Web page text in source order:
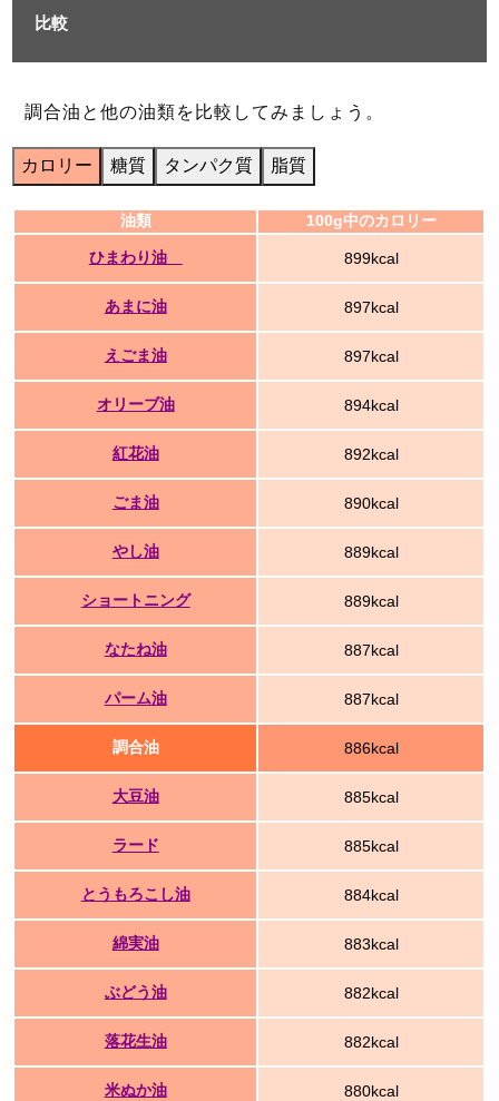
比較
調合油と他の油類を比較してみましょう。
カロリー 糖質 タンパク質 脂質
油類 100g中のカロリー
ひまわり油 899kcal
あまに油 897kcal
えごま油 897kcal
オリーブ油 894kcal
紅花油 892kcal
ごま油 890kcal
やし油 889kcal
ショートニング 889kcal
なたね油 887kcal
パーム油 887kcal
調合油 886kcal
大豆油 885kcal
ラード 885kcal
とうもろこし油 884kcal
綿実油 883kcal
ぶどう油 882kcal
落花生油 882kcal
米ぬか油 880kcal